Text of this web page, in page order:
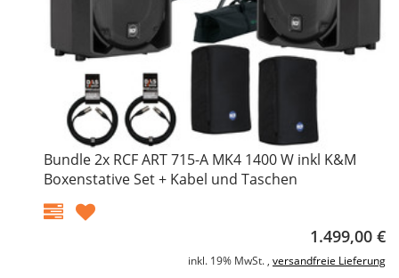
Bundle 2x RCF ART 715-A MK4 1400 W inkl K&M
Boxenstative Set + Kabel und Taschen
1.499,00 €
inkl. 19% MwSt. , versandfreie Lieferung